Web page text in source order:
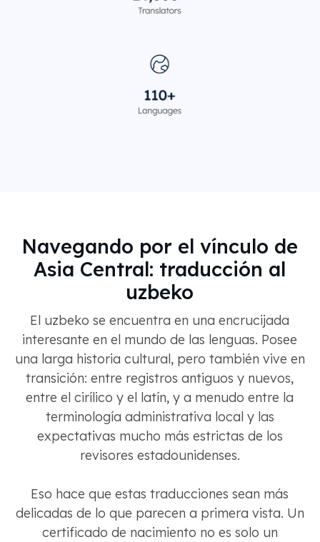
Navegando por el vínculo de
Asia Central: traducción al
uzbeko
El uzbeko se encuentra en una encrucijada
interesante en el mundo de las lenguas. Posee
una larga historia cultural, pero también vive en
transición: entre registros antiguos y nuevos,
entre el cirílico y el latín, y a menudo entre la
terminología administrativa local y las
expectativas mucho más estrictas de los
revisores estadounidenses.
Eso hace que estas traducciones sean más
delicadas de lo que parecen a primera vista. Un
certificado de nacimiento no es solo un